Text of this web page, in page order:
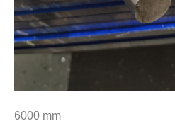
6000 mm